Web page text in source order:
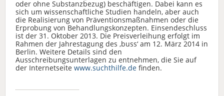
oder ohne Substanzbezug) beschäftigen. Dabei kann es
sich um wissenschaftliche Studien handeln, aber auch
die Realisierung von Präventionsmaßnahmen oder die
Erprobung von Behandlungskonzepten. Einsendeschluss
ist der 31. Oktober 2013. Die Preisverleihung erfolgt im
Rahmen der Jahrestagung des ‚buss‘ am 12. März 2014 in
Berlin. Weitere Details sind den
Ausschreibungsunterlagen zu entnehmen, die Sie auf
der Internetseite www.suchthilfe.de finden.